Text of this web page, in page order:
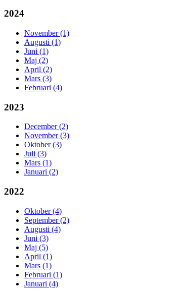
2024
November (1)
Augusti (1)
Juni (1)
Maj (2)
April (2)
Mars (3)
Februari (4)
2023
December (2)
November (3)
Oktober (3)
Juli (3)
Mars (1)
Januari (2)
2022
Oktober (4)
September (2)
Augusti (4)
Juni (3)
Maj (5)
April (1)
Mars (1)
Februari (1)
Januari (4)